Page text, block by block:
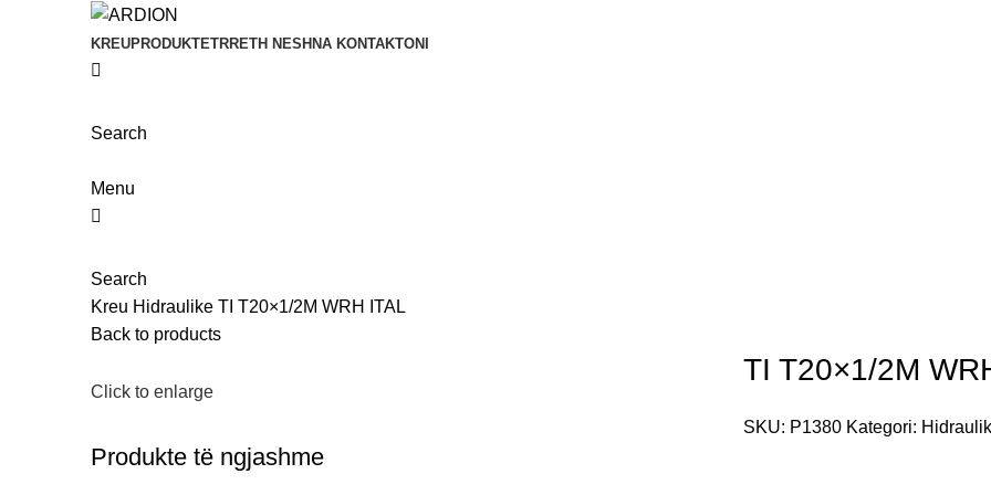
KREUPRODUKTETRRETH NESH NA KONTAKTONI
Search
Menu
Search
Kreu Hidraulike TI T20×1/2M WRH ITAL
Back to products
Click to enlarge
TI T20×1/2M
SKU: P1380 Kategori:
Produkte të ngjashme